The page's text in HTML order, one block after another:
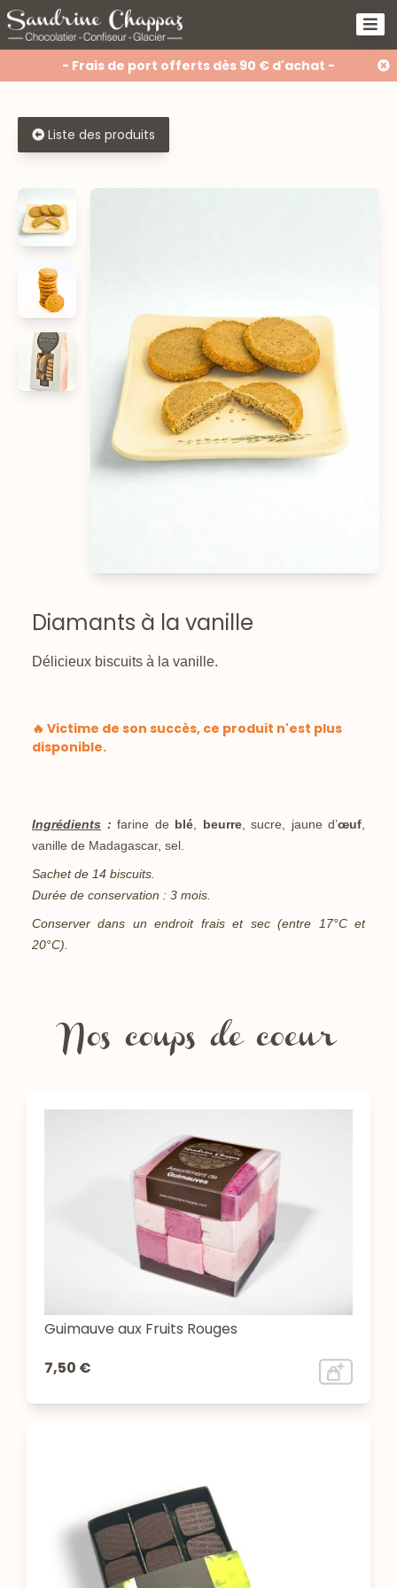
- Frais de port offerts dès 90 € d'achat -
Liste des produits
Diamants à la vanille
Délicieux biscuits à la vanille.
🔥 Victime de son succès, ce produit n'est plus
disponible.
Ingrédients : farine de blé beurre, sucre, jaune d’œuf
vanille de Madagascar, sel.
Sachet de 14 biscuits.
Durée de conservation : 3 mois.
Conserver dans un endroit frais et sec(entre 17°C et
20°C).
Nos coups de coeur
Guimauve aux Fruits Rouges
7,50 €